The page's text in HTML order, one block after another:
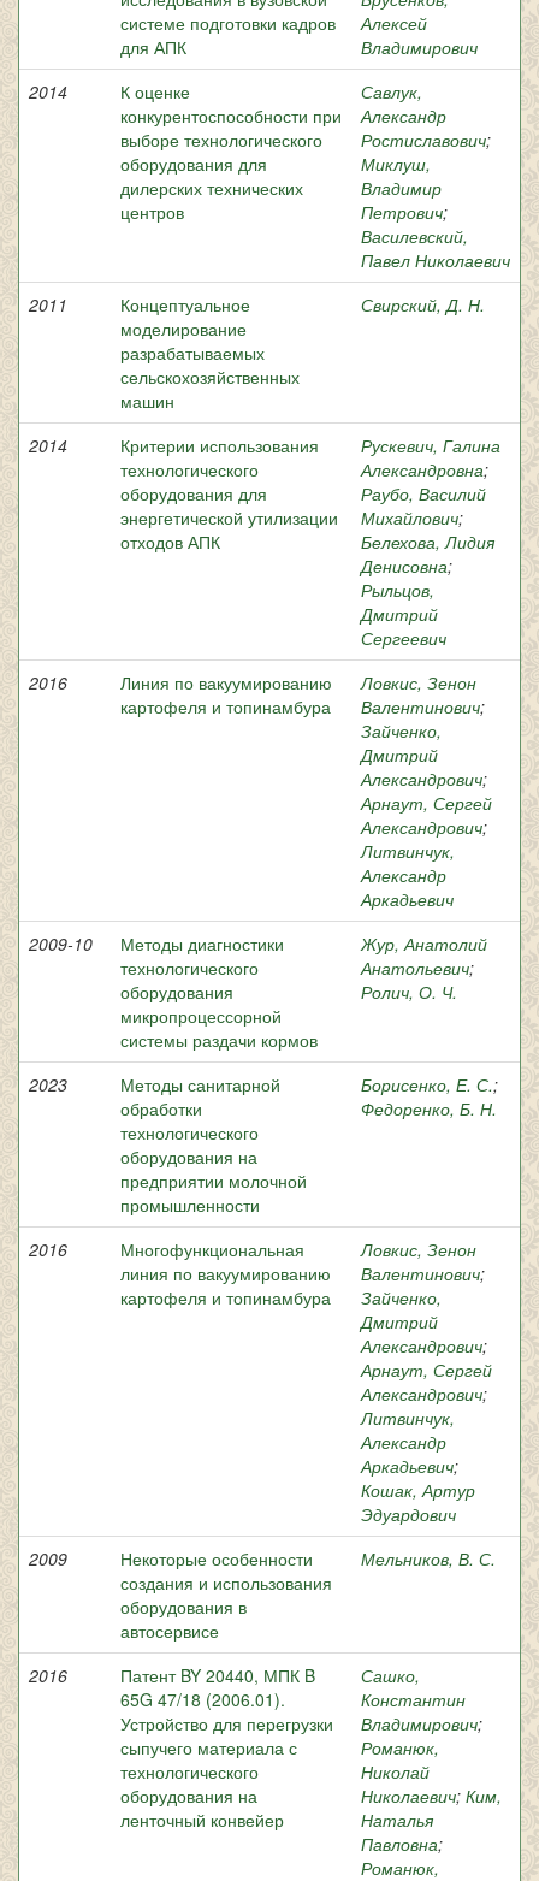
системе подготовки кадров
для АПК
Алексей
Владимирович
2014
К оценке
конкурентоспособности при
выборе технологического
оборудования для
дилерских технических
центров
Савлук,
Александр
Ростиславович;
Миклуш,
Владимир
Петрович;
Василевский,
Павел Николаевич
2011
Концептуальное
моделирование
разрабатываемых
сельскохозяйственных
машин
Свирский, Д. Н.
2014
Критерии использования
технологического
оборудования для
энергетической утилизации
отходов АПК
Рускевич, Галина
Александровна;
Раубо, Василий
Михайлович;
Белехова, Лидия
Денисовна;
Рыльцов,
Дмитрий
Сергеевич
2016
Линия по вакуумированию
картофеля и топинамбура
Ловкис, Зенон
Валентинович;
Зайченко,
Дмитрий
Александрович;
Арнаут, Сергей
Александрович;
Литвинчук,
Александр
Аркадьевич
2009-10
Методы диагностики
технологического
оборудования
микропроцессорной
системы раздачи кормов
Жур, Анатолий
Анатольевич;
Ролич, О. Ч.
2023
Методы санитарной
обработки
технологического
оборудования на
предприятии молочной
промышленности
Борисенко, Е. С.;
Федоренко, Б. Н.
2016
Многофункциональная
линия по вакуумированию
картофеля и топинамбура
Ловкис, Зенон
Валентинович;
Зайченко,
Дмитрий
Александрович;
Арнаут, Сергей
Александрович;
Литвинчук,
Александр
Аркадьевич;
Кошак, Артур
Эдуардович
2009
Некоторые особенности
создания и использования
оборудования в
автосервисе
Мельников, В. С.
2016
Патент BY 20440, МПК B
65G 47/18 (2006.01).
Устройство для перегрузки
сыпучего материала с
технологического
оборудования на
ленточный конвейер
Сашко,
Константин
Владимирович;
Романюк,
Николай
Николаевич; Ким,
Наталья
Павловна;
Романюк,